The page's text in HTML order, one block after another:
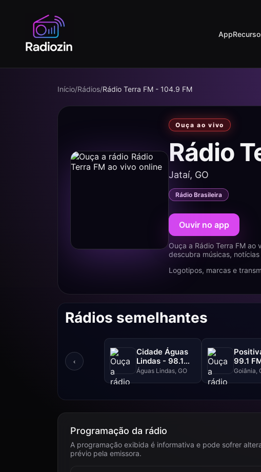
App
Início/Rádios/Rádio Terra FM - 104.9 FM
Ouça ao vivo
Rádio
Jataí, GO
Rádio Brasileira
Ouvir no app
Ouça a Rádio Terra FM
descubra músicas,
Logotipos, marcas e
Rádios semelhantes
‹
Cidade Águas
Lindas - 98.1
FM
Águas Lindas, GO
99.1
Goiânia,
Programação da rádio
A programação exibida é informativa e pode sofrer
prévio pela emissora.